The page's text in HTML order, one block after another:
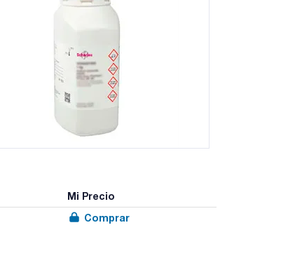
Mi Precio
Comprar